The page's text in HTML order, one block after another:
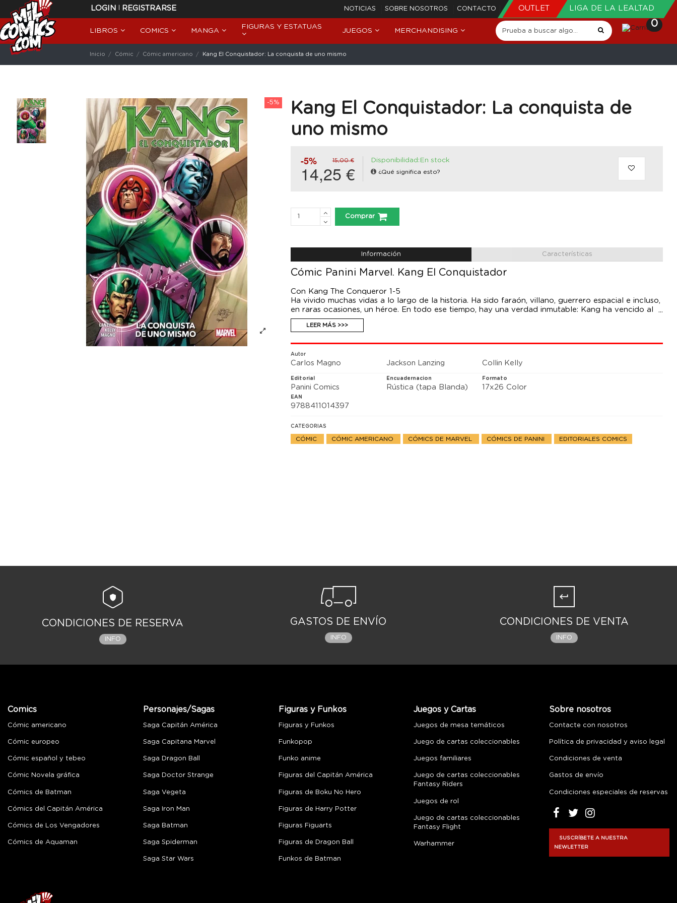
LOGIN | REGISTRARSE NOTICIAS SOBRE NOSOTROS CONTACTO OUTLET LIGA DE LA LEALTAD
LIBROS COMICS MANGA
FIGURAS Y ESTATUAS
JUEGOS MERCHANDISING
0
Inicio Cómic Cómic americano Kang El Conquistador: La conquista de uno mismo
-5%
Kang El Conquistador: La conquista de
uno mismo
-5% 15,00 €
14,25 €
Disponibilidad:En stock
¿Qué significa esto?
Comprar
Información Características
Cómic Panini Marvel. Kang El Conquistador
Con Kang The Conqueror 1-5
Ha vivido muchas vidas a lo largo de la historia. Ha sido faraón, villano, guerrero espacial e incluso,
en raras ocasiones, un héroe. En todo ese tiempo, hay una verdad inmutable: Kang ha vencido al
tiempo. Pero la verdad acerca del Conquistador es más compleja que eso. Kang está atrapado en
un ciclo interminable de creación y destrucción. Un ciclo que puede explicar el enigma alrededor
joven a recorrer un oscuro camino...
LEER MÁS >>>
Autor
Carlos Magno Jackson Lanzing Collin Kelly
Editorial
Panini Comics
Encuadernacion
Rústica (tapa Blanda)
Formato
17x26 Color
EAN
9788411014397
CATEGORIAS
CÓMIC CÓMIC AMERICANO CÓMICS DE MARVEL CÓMICS DE PANINI EDITORIALES COMICS
CONDICIONES DE RESERVA
INFO
GASTOS DE ENVÍO
INFO
CONDICIONES DE VENTA
INFO
Comics
Cómic americano
Cómic europeo
Cómic español y tebeo
Cómic Novela gráfica
Cómics de Batman
Cómics del Capitán América
Cómics de Los Vengadores
Cómics de Aquaman
Personajes/Sagas
Saga Capitán América
Saga Capitana Marvel
Saga Dragon Ball
Saga Doctor Strange
Saga Vegeta
Saga Iron Man
Saga Batman
Saga Spiderman
Saga Star Wars
Figuras y Funkos
Figuras y Funkos
Funkopop
Funko anime
Figuras del Capitán América
Figuras de Boku No Hero
Figuras de Harry Potter
Figuras Figuarts
Figuras de Dragon Ball
Funkos de Batman
Juegos y Cartas
Juegos de mesa temáticos
Juego de cartas coleccionables
Juegos familiares
Juego de cartas coleccionables
Fantasy Riders
Juegos de rol
Juego de cartas coleccionables
Fantasy Flight
Warhammer
Sobre nosotros
Contacte con nosotros
Política de privacidad y aviso legal
Condiciones de venta
Gastos de envío
Condiciones especiales de reservas
SUSCRÍBETE A NUESTRA
NEWLETTER